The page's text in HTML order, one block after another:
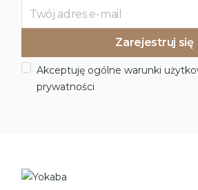
Akceptuję ogólne warunki
prywatności